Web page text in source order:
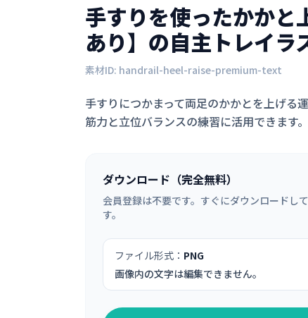
手すりを使ったかかと
あり】 の自主トレイラ
素材ID: handrail-heel-raise-premium-text
手すりにつかまって両足のかかとを上げる
筋力と立位バランスの練習に活用できます。
ダウンロード（完全無料）
会員登録は不要です。すぐにダウンロードし
す。
ファイル形式： PNG
画像内の文字は編集できません。